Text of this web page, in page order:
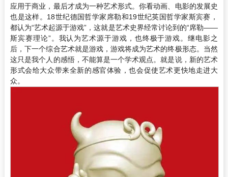
应用于商业，最后才成为一种艺术形式。你看动画、电影的发展史
也是这样。18世纪德国哲学家席勒和19世纪英国哲学家斯宾赛，
都认为“艺术起源于游戏”，这就是艺术史界经常讨论到的“席勒――
斯宾赛理论”。我认为艺术源于游戏，也终极于游戏。继电影之
后，下一个综合艺术就是游戏，游戏将成为艺术的终极形态。当然
这只是我个人的感悟，不能算是一个学术观点。就是说，新的艺术
形式会给大众带来全新的感官体验，也会促使艺术更快地走进大
众。